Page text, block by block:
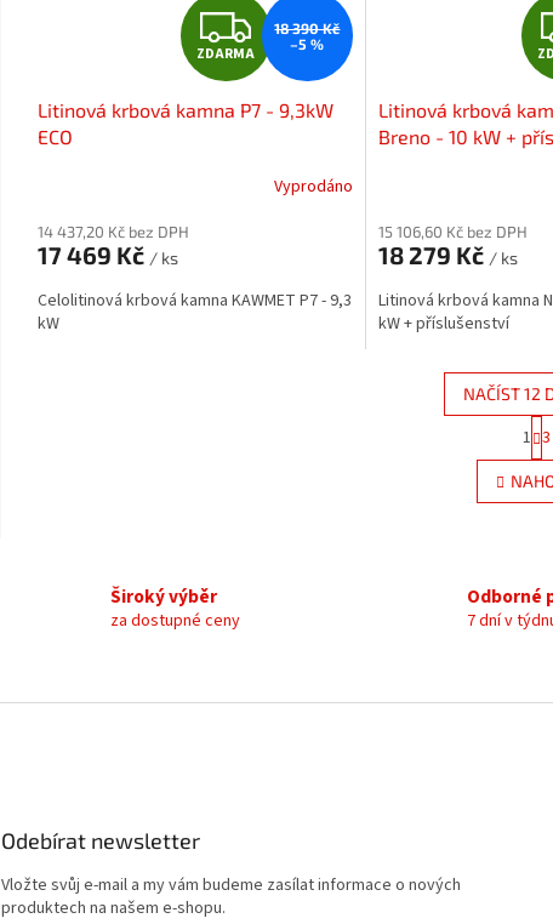
Z
D
A
R
A
ZDARMA
18 390 Kč
–5 %
Litinová krbová kamna P7 - 9,3kW
ECO
Vyprodáno
14 437,20 Kč bez DPH
17 469 Kč / ks
Celolitinová krbová kamna KAWMET P7 - 9,3
kW
Litinová krbová
Breno - 10 kW +
15 106,60 Kč bez DPH
18 279 Kč / ks
Litinová krbová kamna
kW + příslušenství
O
v
l
c
í
p
k
NAČÍST 12
S
t
r
á
n
á
n
í
1 3
Široký výběr
za dostupné ceny
Odborné
7 dní v
Odebírat newsletter
Vložte svůj e-mail a my vám budeme zasílat informace o nových
produktech na našem e-shopu.